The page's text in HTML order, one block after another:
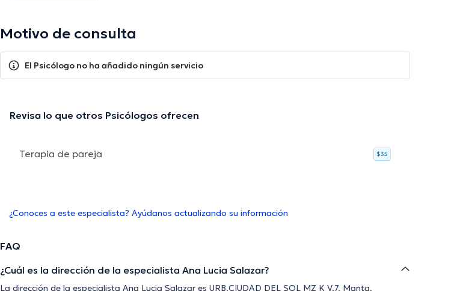
Motivo de consulta
El Psicólogo no ha añadido ningún servicio
Revisa lo que otros Psicólogos ofrecen
Terapia de pareja $35
¿Conoces a este especialista? Ayúdanos actualizando su información
FAQ
¿Cuál es la dirección de la especialista Ana Lucia Salazar?
La dirección de la especialista Ana Lucia Salazar es URB.CIUDAD DEL SOL MZ K V.7, Manta.